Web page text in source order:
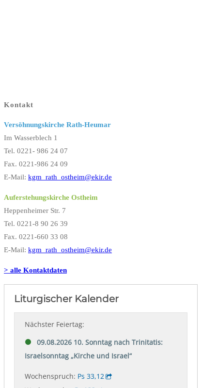
Kontakt
Versöhnungskirche Rath-Heumar
Im Wasserblech 1
Tel. 0221- 986 24 07
Fax. 0221-986 24 09
E-Mail: kgm_rath_ostheim@ekir.de
Auferstehungskirche Ostheim
Heppenheimer Str. 7
Tel. 0221-8 90 26 39
Fax. 0221-660 33 08
E-Mail: kgm_rath_ostheim@ekir.de
> alle Kontaktdaten